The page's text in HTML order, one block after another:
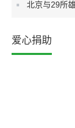
北京与29所雄安学
爱心捐助